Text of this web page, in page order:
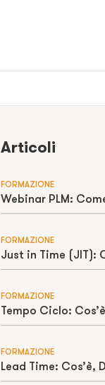
Articoli
FORMAZIONE
FORMAZIONE
FORMAZIONE
FORMAZIONE